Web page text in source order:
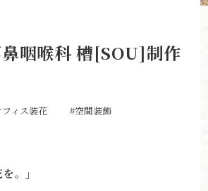
咽喉科 槽[SOU]制作
ィス装花 #空間装飾
。」